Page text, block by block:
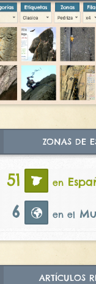
ZONAS DE
51 en
6 en el
ARTÍCULOS